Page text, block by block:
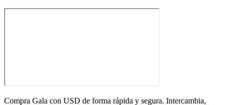
Compra Gala con USD de forma rápida y segura. Intercambia,